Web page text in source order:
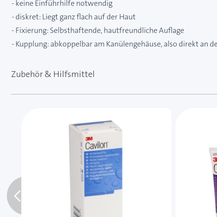
- keine Einführhilfe notwendig
- diskret: Liegt ganz flach auf der Haut
- Fixierung: Selbsthaftende, hautfreundliche Auflage
- Kupplung: abkoppelbar am Kanülengehäuse, also direkt an
Zubehör & Hilfsmittel